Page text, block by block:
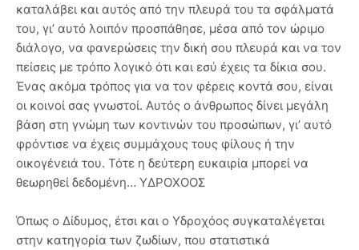
καταλάβει και αυτός από την πλευρά του τα σφάλματά
του, γι’ αυτό λοιπόν προσπάθησε, μέσα από τον ώριμο
διάλογο, να φανερώσεις την δική σου πλευρά και να τον
πείσεις με τρόπο λογικό ότι και εσύ έχεις τα δίκια σου.
Ένας ακόμα τρόπος για να τον φέρεις κοντά σου, είναι
οι κοινοί σας γνωστοί. Αυτός ο άνθρωπος δίνει μεγάλη
βάση στη γνώμη των κοντινών του προσώπων, γι’ αυτό
φρόντισε να έχεις συμμάχους τους φίλους ή την
οικογένειά του. Τότε η δεύτερη ευκαιρία μπορεί να
θεωρηθεί δεδομένη… ΥΔΡΟΧΟΟΣ
Όπως ο Δίδυμος, έτσι και ο Υδροχόος συγκαταλέγεται
στην κατηγορία των ζωδίων, που στατιστικά